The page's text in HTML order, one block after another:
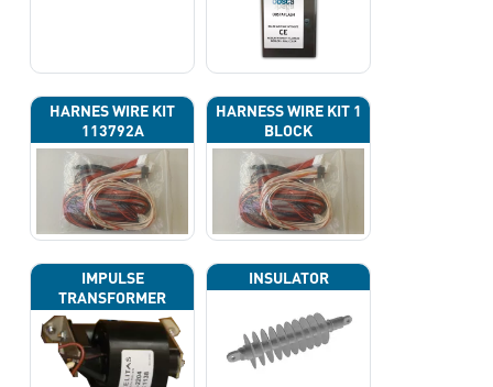
HARNES WIRE KIT
113792A
HARNESS WIRE KIT 1
BLOCK
IMPULSE
TRANSFORMER
INSULATOR